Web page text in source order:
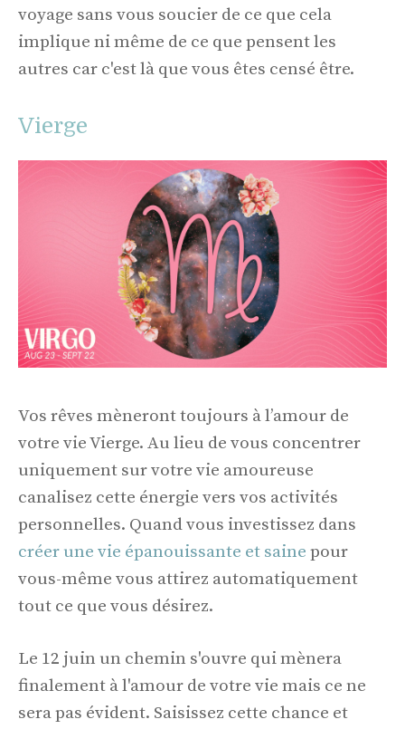
voyage sans vous soucier de ce que cela
implique ni même de ce que pensent les
autres car c'est là que vous êtes censé être.
Vierge
Vos rêves mèneront toujours à l’amour de
votre vie Vierge. Au lieu de vous concentrer
uniquement sur votre vie amoureuse
canalisez cette énergie vers vos activités
personnelles. Quand vous investissez dans
créer une vie épanouissante et saine pour
vous-même vous attirez automatiquement
tout ce que vous désirez.
Le 12 juin un chemin s'ouvre qui mènera
finalement à l'amour de votre vie mais ce ne
sera pas évident. Saisissez cette chance et